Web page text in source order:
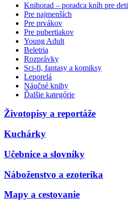
Knihorad – poradca kníh pre deti
Pre najmenších
Pre prvákov
Pre pubertiakov
Young Adult
Beletria
Rozprávky
Sci-fi, fantasy a komiksy
Leporelá
Náučné knihy
Ďalšie kategórie
Životopisy a reportáže
Kuchárky
Učebnice a slovníky
Náboženstvo a ezoterika
Mapy a cestovanie